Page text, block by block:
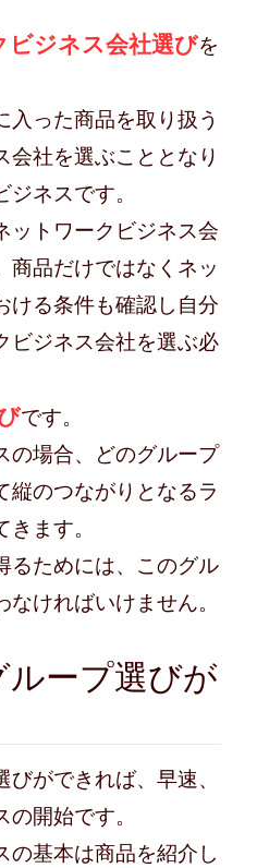
ビジネス会社選びを
入った商品を取り扱う
会社を選ぶこととなり
ネスです。
ットワークビジネス会
商品だけではなくネッ
ける条件も確認し自分
ビジネス会社を選ぶ必
です。
の場合、どのグループ
縦のつながりとなるラ
ます。
るためには、このグル
ければいけません。
ループ選びが
ができれば、早速、
開始です。
の基本は商品を紹介し